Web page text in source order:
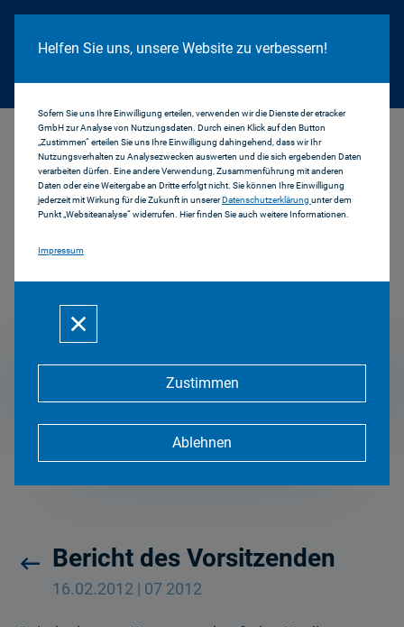
Cookie Hinweis
Helfen Sie uns, unsere Website zu verbessern!
Sofern Sie uns Ihre Einwilligung erteilen, verwenden wir die Dienste der etracker
GmbH zur Analyse von Nutzungsdaten. Durch einen Klick auf den Button
„Zustimmen“ erteilen Sie uns Ihre Einwilligung dahingehend, dass wir Ihr
Nutzungsverhalten zu Analysezwecken auswerten und die sich ergebenden Daten
verarbeiten dürfen. Eine andere Verwendung, Zusammenführung mit anderen
Daten oder eine Weitergabe an Dritte erfolgt nicht. Sie können Ihre Einwilligung
jederzeit mit Wirkung für die Zukunft in unsererDatenschutzerklärung unter dem
Punkt „Websiteanalyse“ widerrufen. Hier finden Sie auch weitere Informationen.
Impressum
Zustimmen
Ablehnen
2012
Medienrat: Berichte des
Vorsitzenden / des
Präsidenten
Bericht des Vorsitzenden
16.02.2012 | 07 2012